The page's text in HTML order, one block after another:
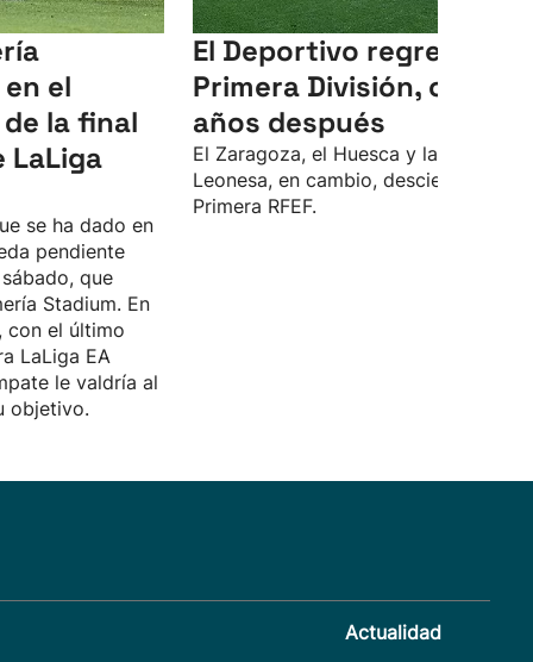
el
la final
LaLiga
se ha dado en
pendiente
que
Stadium. En
con el último
LaLiga EA
le valdría al
objetivo.
El Deportivo regresa a
Primera División, ocho
años después
El Zaragoza, el Huesca y la Cultural
Leonesa, en cambio, descienden a
Primera RFEF.
Actualidad